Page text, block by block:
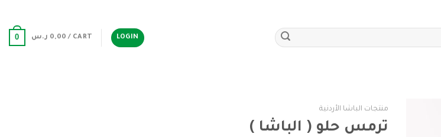
LOGIN
CART /
0,00 ر.س 0
منتجات الباشا الأردنية
ترمس حلو ( الباشا )